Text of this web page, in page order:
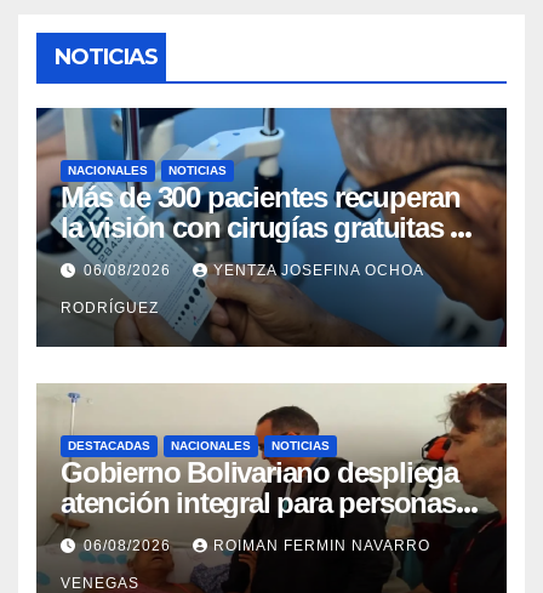
NOTICIAS
NACIONALES NOTICIAS
Más de 300 pacientes recuperan
la visión con cirugías gratuitas de
cataratas en Zulia
06/08/2026 YENTZA JOSEFINA OCHOA
RODRÍGUEZ
DESTACADAS NACIONALES NOTICIAS
Gobierno Bolivariano despliega
atención integral para personas
con discapacidad en
campamentos de La Guaira
06/08/2026 ROIMAN FERMIN NAVARRO
VENEGAS